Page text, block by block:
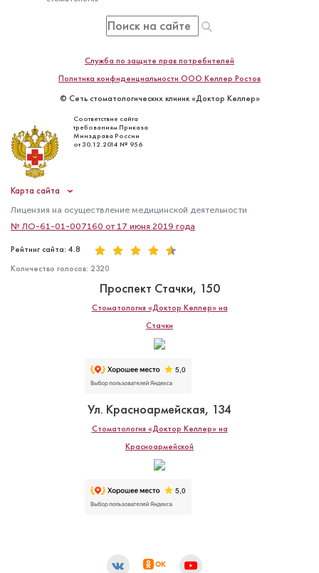
Белокриницкая Александра
Дмитриевна
Стоматолог-детский
Специальность: детская стоматология,
Стаж работы: 8 лет
Служба по защите прав потребителей
Политика конфиденциальности ООО Келлер Ростов
© Сеть стоматологических клиник «Доктор Келлер»
Соответствие сайта
требованиям Приказа
Минздрава России
от 30.12.2014 № 956
Карта сайта
Лицензия на осуществление медицинской деятельности
№ ЛО-61-01-007160 от 17 июня 2019 года
Рейтинг сайта: 4.8
Количество голосов: 2320
Проспект Стачки, 150
Стоматология «Доктор Келлер» на
Стачки
Ул. Красноармейская, 134
Стоматология «Доктор Келлер» на
Красноармейской